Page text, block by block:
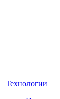
Технологии